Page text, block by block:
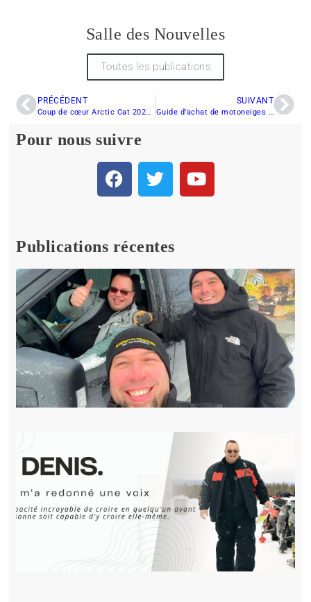
Salle des Nouvelles
Toutes les publications
PRÉCÉDENT
Coup de cœur Arctic Cat 2025 : anticipation, déception et belle surprise
SUIVANT
Guide d’achat de motoneiges de montagne Yamaha 2025 : SX Venom vs. SideWinder MTX
Pour nous suivre
Publications récentes